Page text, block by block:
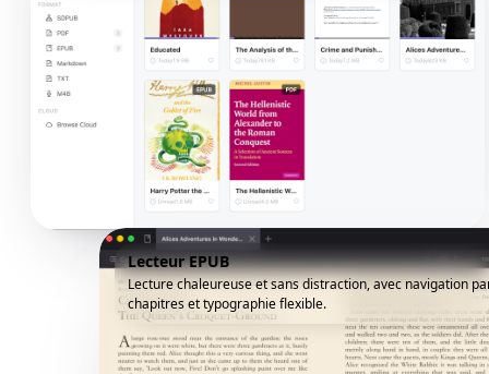
Lecteur EPUB
Lecture chaleureuse et sans distraction, avec navigation
chapitres et typographie flexible.